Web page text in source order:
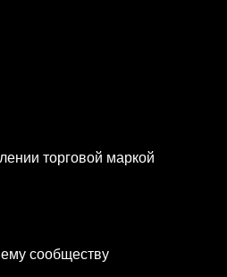
торговой маркой
сообществу